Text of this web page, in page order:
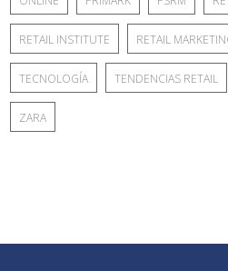
RETAIL INSTITUTE RETAIL
TECNOLOGÍA TENDENCIAS RETAIL
ZARA